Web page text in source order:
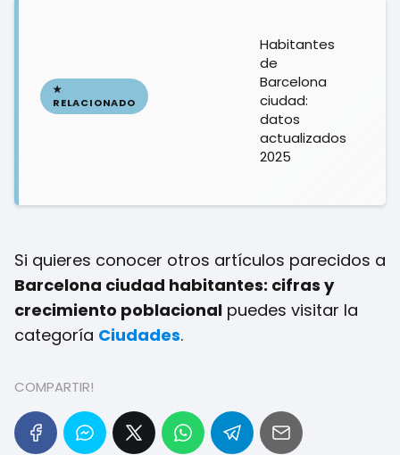
Habitantes
de
Barcelona
ciudad:
datos
actualizados
2025
Si quieres conocer otros artículos parecidos a
Barcelona ciudad habitantes: cifras y
crecimiento poblacional puedes visitar la
categoría Ciudades.
COMPARTIR!